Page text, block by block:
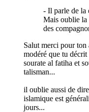
- Il parle de la
Mais oublie la
des
Salut merci pour ton
modéré que tu
sourate al fatiha et
talisman...
il oublie aussi de
islamique est
jours...